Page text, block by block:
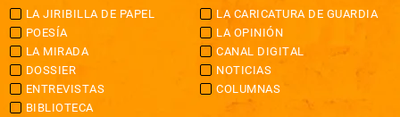
LA JIRIBILLA DE PAPEL
LA CARICATURA DE GUARDIA
POESÍA
LA OPINIÓN
LA MIRADA
CANAL DIGITAL
DOSSIER
NOTICIAS
ENTREVISTAS
COLUMNAS
BIBLIOTECA